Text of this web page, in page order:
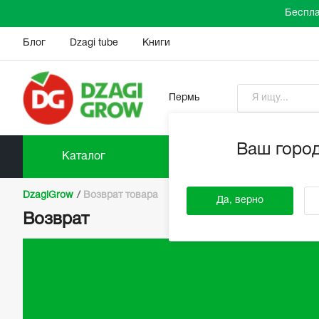
Блог Dzagi tube Книги
Пермь
Ваш
Да, верно
Каталог Прайс-
DzagiGrow / Возврат товара
Возврат